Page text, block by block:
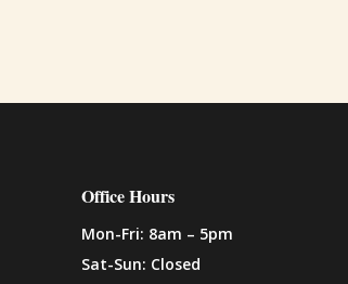
Office Hours
Mon-Fri: 8am – 5pm
Sat-Sun: Closed